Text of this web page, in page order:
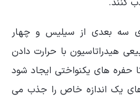
ی سه بعدی از سیلیس و چهار
هیدراتاسیون با حرارت دادن
های یکنواختی ایجاد شود
های یک اندازه خاص را جذب می